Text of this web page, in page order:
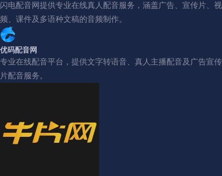
闪电配音网提供专业在线真人配音服务，涵盖广告、宣传片、视
频、课件及多语种文稿的音频制作。
优码配音网
专业在线配音平台，提供文字转语音、真人主播配音及广告宣传
片配音服务。